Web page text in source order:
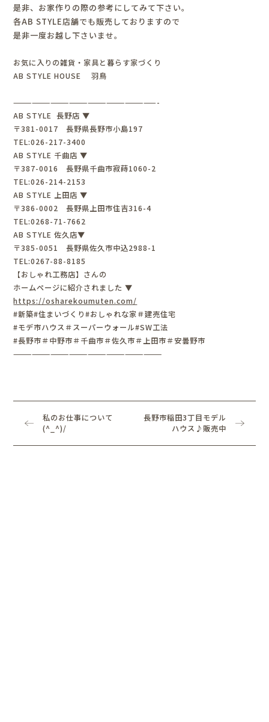
是非、お家作りの際の参考にしてみて下さい。
各AB STYLE店舗でも販売しておりますので
是非一度お越し下さいませ。
お気に入りの雑貨・家具と暮らす家づくり
AB STYLE HOUSE 羽鳥
———————————————————————-
AB STYLE 長野店 ▼
〒381-0017 長野県長野市小島197
TEL:026-217-3400
AB STYLE 千曲店 ▼
〒387-0016 長野県千曲市寂蒔1060-2
TEL:026-214-2153
AB STYLE 上田店 ▼
〒386-0002 長野県上田市住吉316-4
TEL:0268-71-7662
AB STYLE 佐久店▼
〒385-0051 長野県佐久市中込2988-1
TEL:0267-88-8185
【おしゃれ工務店】さんの
ホームページに紹介されました ▼
https://osharekoumuten.com/
#新築#住まいづくり#おしゃれな家＃建売住宅
#モデ市ハウス＃スーパーウォール#SW工法
#長野市＃中野市＃千曲市＃佐久市＃上田市＃安曇野市
————————————————————————
私のお仕事について
(^_^)/
長野市稲田3丁目モデル
ハウス♪販売中